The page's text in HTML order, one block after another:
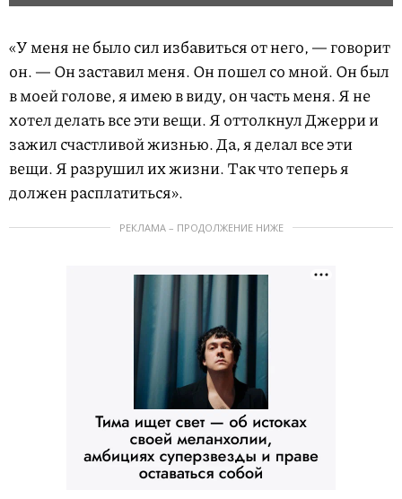
«У меня не было сил избавиться от него, — говорит
он. — Он заставил меня. Он пошел со мной. Он был
в моей голове, я имею в виду, он часть меня. Я не
хотел делать все эти вещи. Я оттолкнул Джерри и
зажил счастливой жизнью. Да, я делал все эти
вещи. Я разрушил их жизни. Так что теперь я
должен расплатиться».
РЕКЛАМА – ПРОДОЛЖЕНИЕ НИЖЕ